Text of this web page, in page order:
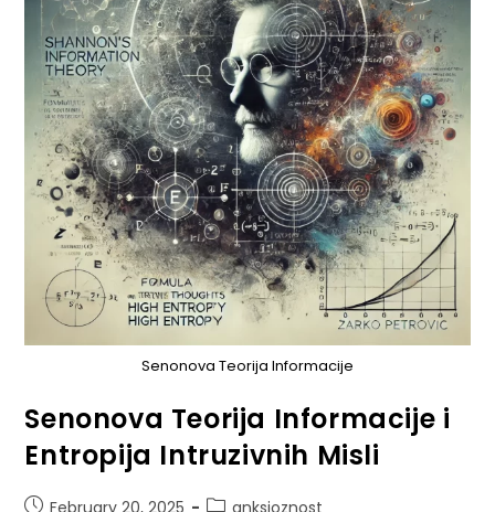
Senonova Teorija Informacije
Senonova Teorija Informacije i
Entropija Intruzivnih Misli
February 20, 2025 anksioznost